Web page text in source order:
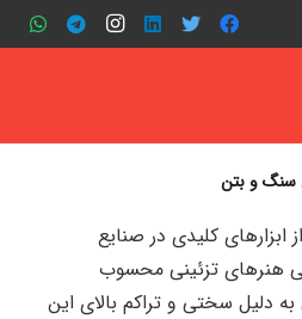
سنگ و بتن
کلیدی در صنایع
هنرهای تزئینی محسوب
سختی و تراکم بالای این